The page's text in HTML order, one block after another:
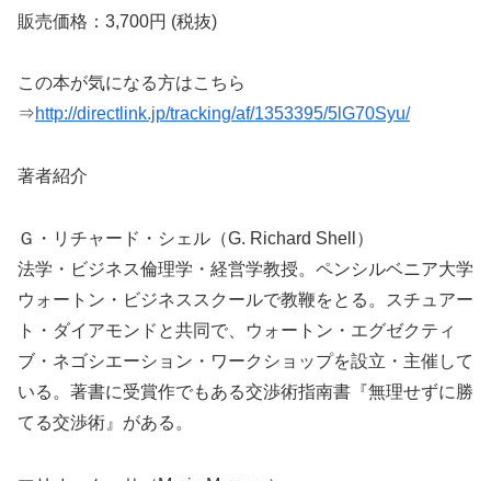
販売価格：3,700円 (税抜)
この本が気になる方はこちら
⇒http://directlink.jp/tracking/af/1353395/5lG70Syu/
著者紹介
Ｇ・リチャード・シェル（G. Richard Shell）
法学・ビジネス倫理学・経営学教授。ペンシルベニア大学
ウォートン・ビジネススクールで教鞭をとる。スチュアー
ト・ダイアモンドと共同で、ウォートン・エグゼクティ
ブ・ネゴシエーション・ワークショップを設立・主催して
いる。著書に受賞作でもある交渉術指南書『無理せずに勝
てる交渉術』がある。